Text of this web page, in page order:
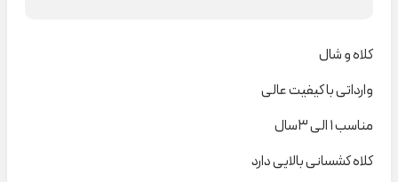
کلاه و شال
وارداتی با کیفیت عالی
مناسب ۱ الی ۳سال
کلاه کشسانی بالایی دارد